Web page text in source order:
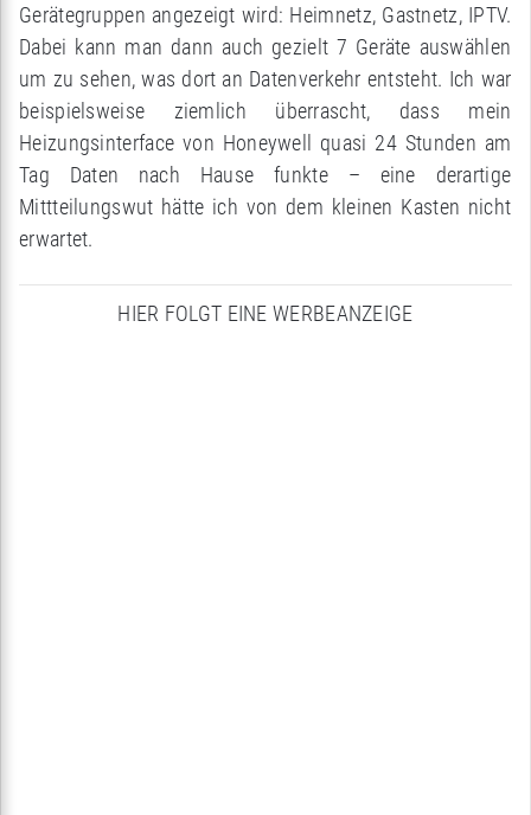
Gerätegruppen angezeigt wird: Heimnetz, Gastnetz, IPTV.
Dabei kann man dann auch gezielt 7 Geräte auswählen
um zu sehen, was dort an Datenverkehr entsteht. Ich war
beispielsweise ziemlich überrascht, dass mein
Heizungsinterface von Honeywell quasi 24 Stunden am
Tag Daten nach Hause funkte – eine derartige
Mittteilungswut hätte ich von dem kleinen Kasten nicht
erwartet.
HIER FOLGT EINE WERBEANZEIGE